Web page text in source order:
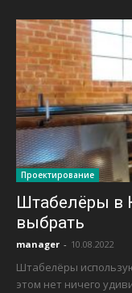
Проектирование
Штабелёры в
выбрать
manager - 10.08.2022
Штабелёры
этом нет ничего